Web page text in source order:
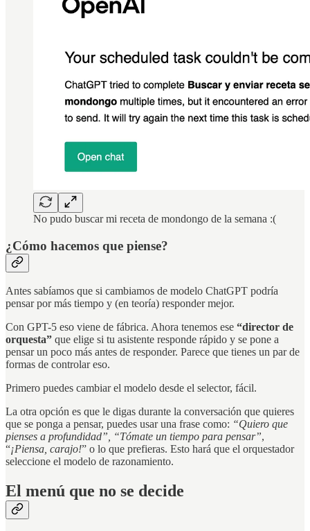
No pudo buscar mi receta de mondongo de la semana :(
¿Cómo hacemos que piense?
Antes sabíamos que si cambiamos de modelo ChatGPT podría
pensar por más tiempo y (en teoría) responder mejor.
Con GPT-5 eso viene de fábrica. Ahora tenemos ese “director de
orquesta” que elige si tu asistente responde rápido y se pone a
pensar un poco más antes de responder. Parece que tienes un par de
formas de controlar eso.
Primero puedes cambiar el modelo desde el selector, fácil.
La otra opción es que le digas durante la conversación que quieres
que se ponga a pensar, puedes usar una frase como: “Quiero que
pienses a profundidad”, “Tómate un tiempo para pensar”,
“¡Piensa, carajo!” o lo que prefieras. Esto hará que el orquestador
seleccione el modelo de razonamiento.
El menú que no se decide